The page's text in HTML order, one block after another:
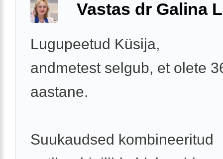
Vastas dr Galina
Lugupeetud Küsija,
andmetest selgub, et olete
aastane.
Suukaudsed kombineeritud